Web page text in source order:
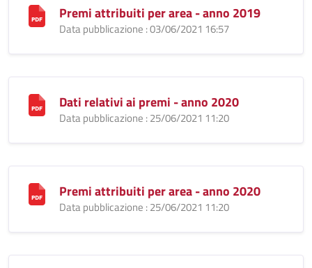
Premi attribuiti per area - anno 2019
Data pubblicazione : 03/06/2021 16:57
Dati relativi ai premi - anno 2020
Data pubblicazione : 25/06/2021 11:20
Premi attribuiti per area - anno 2020
Data pubblicazione : 25/06/2021 11:20